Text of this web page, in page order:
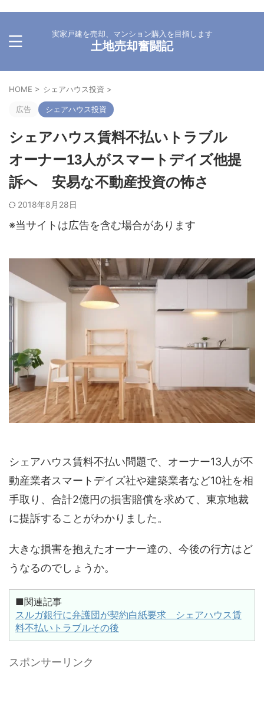
実家戸建を売却、マンション購入を目指します
土地売却奮闘記
HOME > シェアハウス投資 >
広告 シェアハウス投資
シェアハウス賃料不払いトラブル
オーナー13人がスマートデイズ他提
訴へ 安易な不動産投資の怖さ
2018年8月28日
※当サイトは広告を含む場合があります
シェアハウス賃料不払い問題で、オーナー13人が不
動産業者スマートデイズ社や建築業者など10社を相
手取り、合計2億円の損害賠償を求めて、東京地裁
に提訴することがわかりました。
大きな損害を抱えたオーナー達の、今後の行方はど
うなるのでしょうか。
■関連記事
スルガ銀行に弁護団が契約白紙要求 シェアハウス賃
料不払いトラブルその後
スポンサーリンク